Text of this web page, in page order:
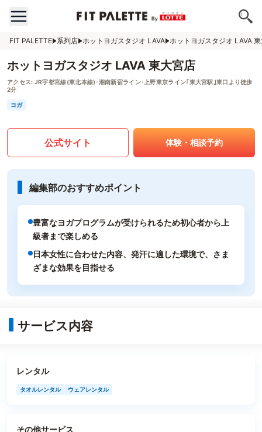
FIT PALETTE 系列店 ホットヨガスタジオ LAVA ホットヨガスタジオ LAVA
ホットヨガスタジオ LAVA 東大宮店
アクセス: JR宇都宮線(東北本線)･湘南新宿ライン･上野東京ライン｢東大宮駅｣東口より徒歩
2分
ヨガ
公式サイト 体験・相談予約
編集部のおすすめポイント
豊富なヨガプログラムが受けられるため初心者から上
級者まで楽しめる
日本女性に合わせた内容、発汗に適した環境で、さま
ざまな効果を目指せる
サービス内容
レンタル
タオルレンタル ウェアレンタル
その他サービス